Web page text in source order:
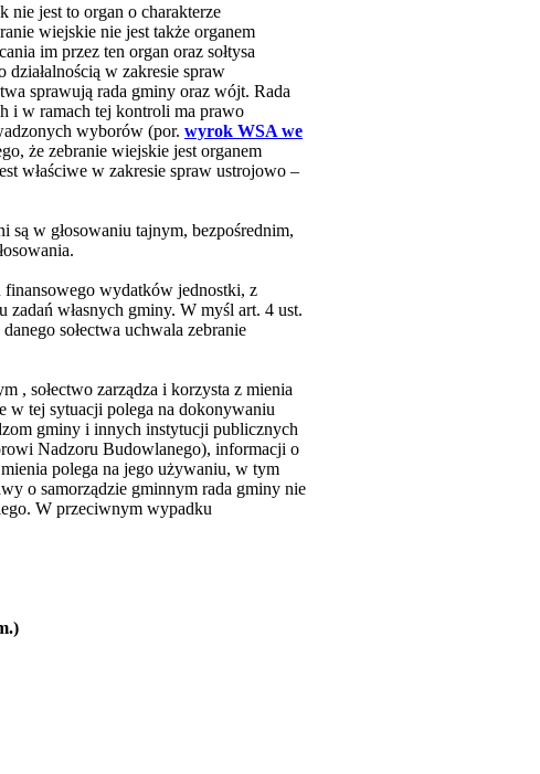
nie jest to organ o charakterze
wiejskie nie jest także organem
im przez ten organ oraz sołtysa
działalnością w zakresie spraw
sprawują rada gminy oraz wójt. Rada
i w ramach tej kontroli ma prawo
wyborów (por. wyrok WSA we
że zebranie wiejskie jest organem
właściwe w zakresie spraw ustrojowo –
są w głosowaniu tajnym, bezpośrednim,
finansowego wydatków jednostki, z
własnych gminy. W myśl art. 4 ust.
sołectwa uchwala zebranie
, sołectwo zarządza i korzysta z mienia
w tej sytuacji polega na dokonywaniu
gminy i innych instytucji publicznych
Nadzoru Budowlanego), informacji o
polega na jego używaniu, w tym
o samorządzie gminnym rada gminy nie
W przeciwnym wypadku